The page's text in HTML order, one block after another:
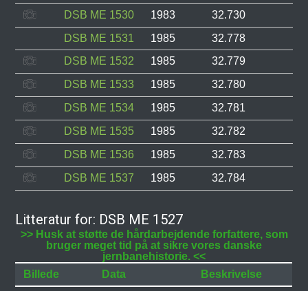
DSB ME 1530
1983 32.730
DSB ME 1531
1985 32.778
DSB ME 1532
1985 32.779
DSB ME 1533
1985 32.780
DSB ME 1534
1985 32.781
DSB ME 1535
1985 32.782
DSB ME 1536
1985 32.783
DSB ME 1537
1985 32.784
Litteratur for: DSB ME 1527
>> Husk at støtte de hårdarbejdende forfattere, som
bruger meget tid på at sikre vores danske
jernbanehistorie. <<
Billede
Data
Beskrivelse